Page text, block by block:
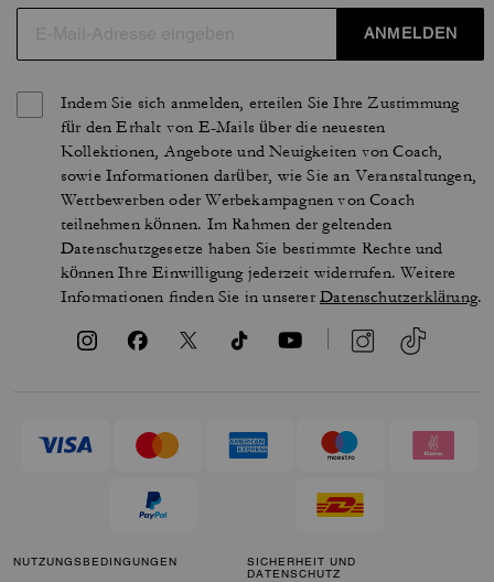
ANMELDEN
Indem Sie sich anmelden, erteilen Sie Ihre Zustimmung
für den Erhalt von E-Mails über die neuesten
Kollektionen, Angebote und Neuigkeiten von Coach,
sowie Informationen darüber, wie Sie an Veranstaltungen,
Wettbewerben oder Werbekampagnen von Coach
teilnehmen können. Im Rahmen der geltenden
Datenschutzgesetze haben Sie bestimmte Rechte und
können Ihre Einwilligung jederzeit widerrufen. Weitere
Informationen finden Sie in unsererDatenschutzerklärung.
NUTZUNGSBEDINGUNGEN
SICHERHEIT UND
DATENSCHUTZ